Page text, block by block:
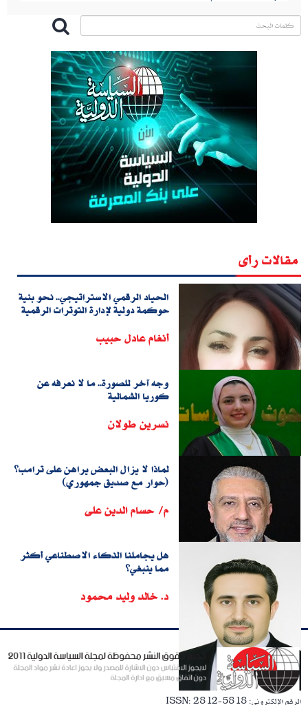
مقالات رأى
الحياد الرقمي الاستراتيجي.. نحو بنية
حوكمة دولية لإدارة التوترات الرقمية
أنغام عادل حبيب
وجه آخر للصورة.. ما لا نعرفه عن
كوريا الشمالية
نسرين طولان
لماذا لا يزال البعض يراهن على ترامب؟
(حوار مع صديق جمهوري)
م/ حسام الدين على
هل يجاملنا الذكاء الاصطناعي أكثر
مما ينبغي؟
د. خالد وليد محمود
الرقم الإلكترونى: ISSN: 2812-5818